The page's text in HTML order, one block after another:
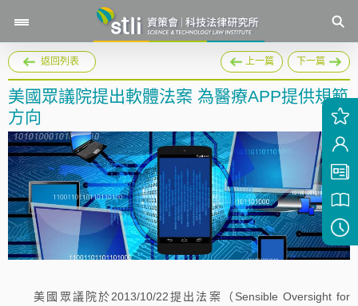
返回列表 上一篇 下一篇
美國眾議院提出軟體法案 為醫療APP提供規範
方向
美國眾議院於2013/10/22提出法案（Sensible Oversight for